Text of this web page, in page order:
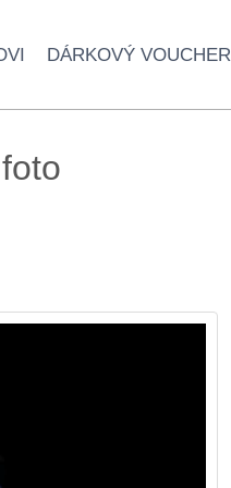
DÁRKOVÝ VOUCHER